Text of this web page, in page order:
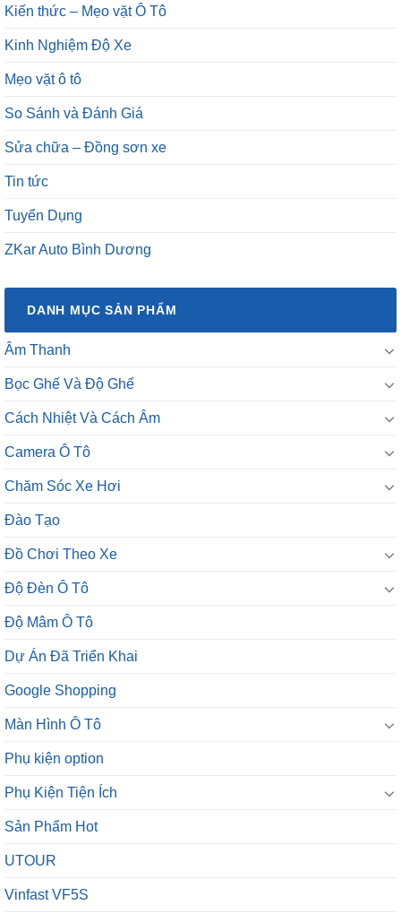
Kiến thức – Mẹo vặt Ô Tô
Kinh Nghiệm Độ Xe
Mẹo vặt ô tô
So Sánh và Đánh Giá
Sửa chữa – Đồng sơn xe
Tin tức
Tuyển Dụng
ZKar Auto Bình Dương
DANH MỤC SẢN PHẨM
Âm Thanh
Bọc Ghế Và Độ Ghế
Cách Nhiệt Và Cách Âm
Camera Ô Tô
Chăm Sóc Xe Hơi
Đào Tạo
Đồ Chơi Theo Xe
Độ Đèn Ô Tô
Độ Mâm Ô Tô
Dự Án Đã Triển Khai
Google Shopping
Màn Hình Ô Tô
Phụ kiện option
Phụ Kiện Tiện Ích
Sản Phẩm Hot
UTOUR
Vinfast VF5S